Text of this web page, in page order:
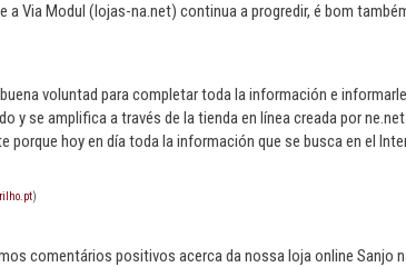
Via Modul (lojas-na.net) continua a progredir, é bom
voluntad para completar toda la información e
y se amplifica a través de la tienda en línea creada por
porque hoy en día toda la información que se busca en el
)
comentários positivos acerca da nossa loja online Sanjo